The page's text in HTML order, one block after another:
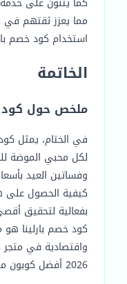
مما يعزز ثقتهم في
استخدام كود خصم بارلينا 2026
الخاتمة
ملخص حول كود خصم
لكل محبي الموضة
وفساتين العيد
كيفية الحصول على
بفعالية لتحقيق
كود خصم بارلينا
واقتصادية في متجر
2026 أفضل كوبون متاح حاليًا.